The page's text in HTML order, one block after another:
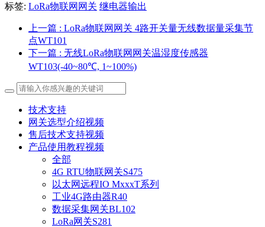
标签: LoRa物联网网关 继电器输出
上一篇 : LoRa物联网网关 4路开关量无线数据量采集节
点WT101
下一篇 : 无线LoRa物联网网关温湿度传感器
WT103(-40~80℃, 1~100%)
技术支持
网关选型介绍视频
售后技术支持视频
产品使用教程视频
全部
4G RTU物联网关S475
以太网远程IO MxxxT系列
工业4G路由器R40
数据采集网关BL102
LoRa网关S281